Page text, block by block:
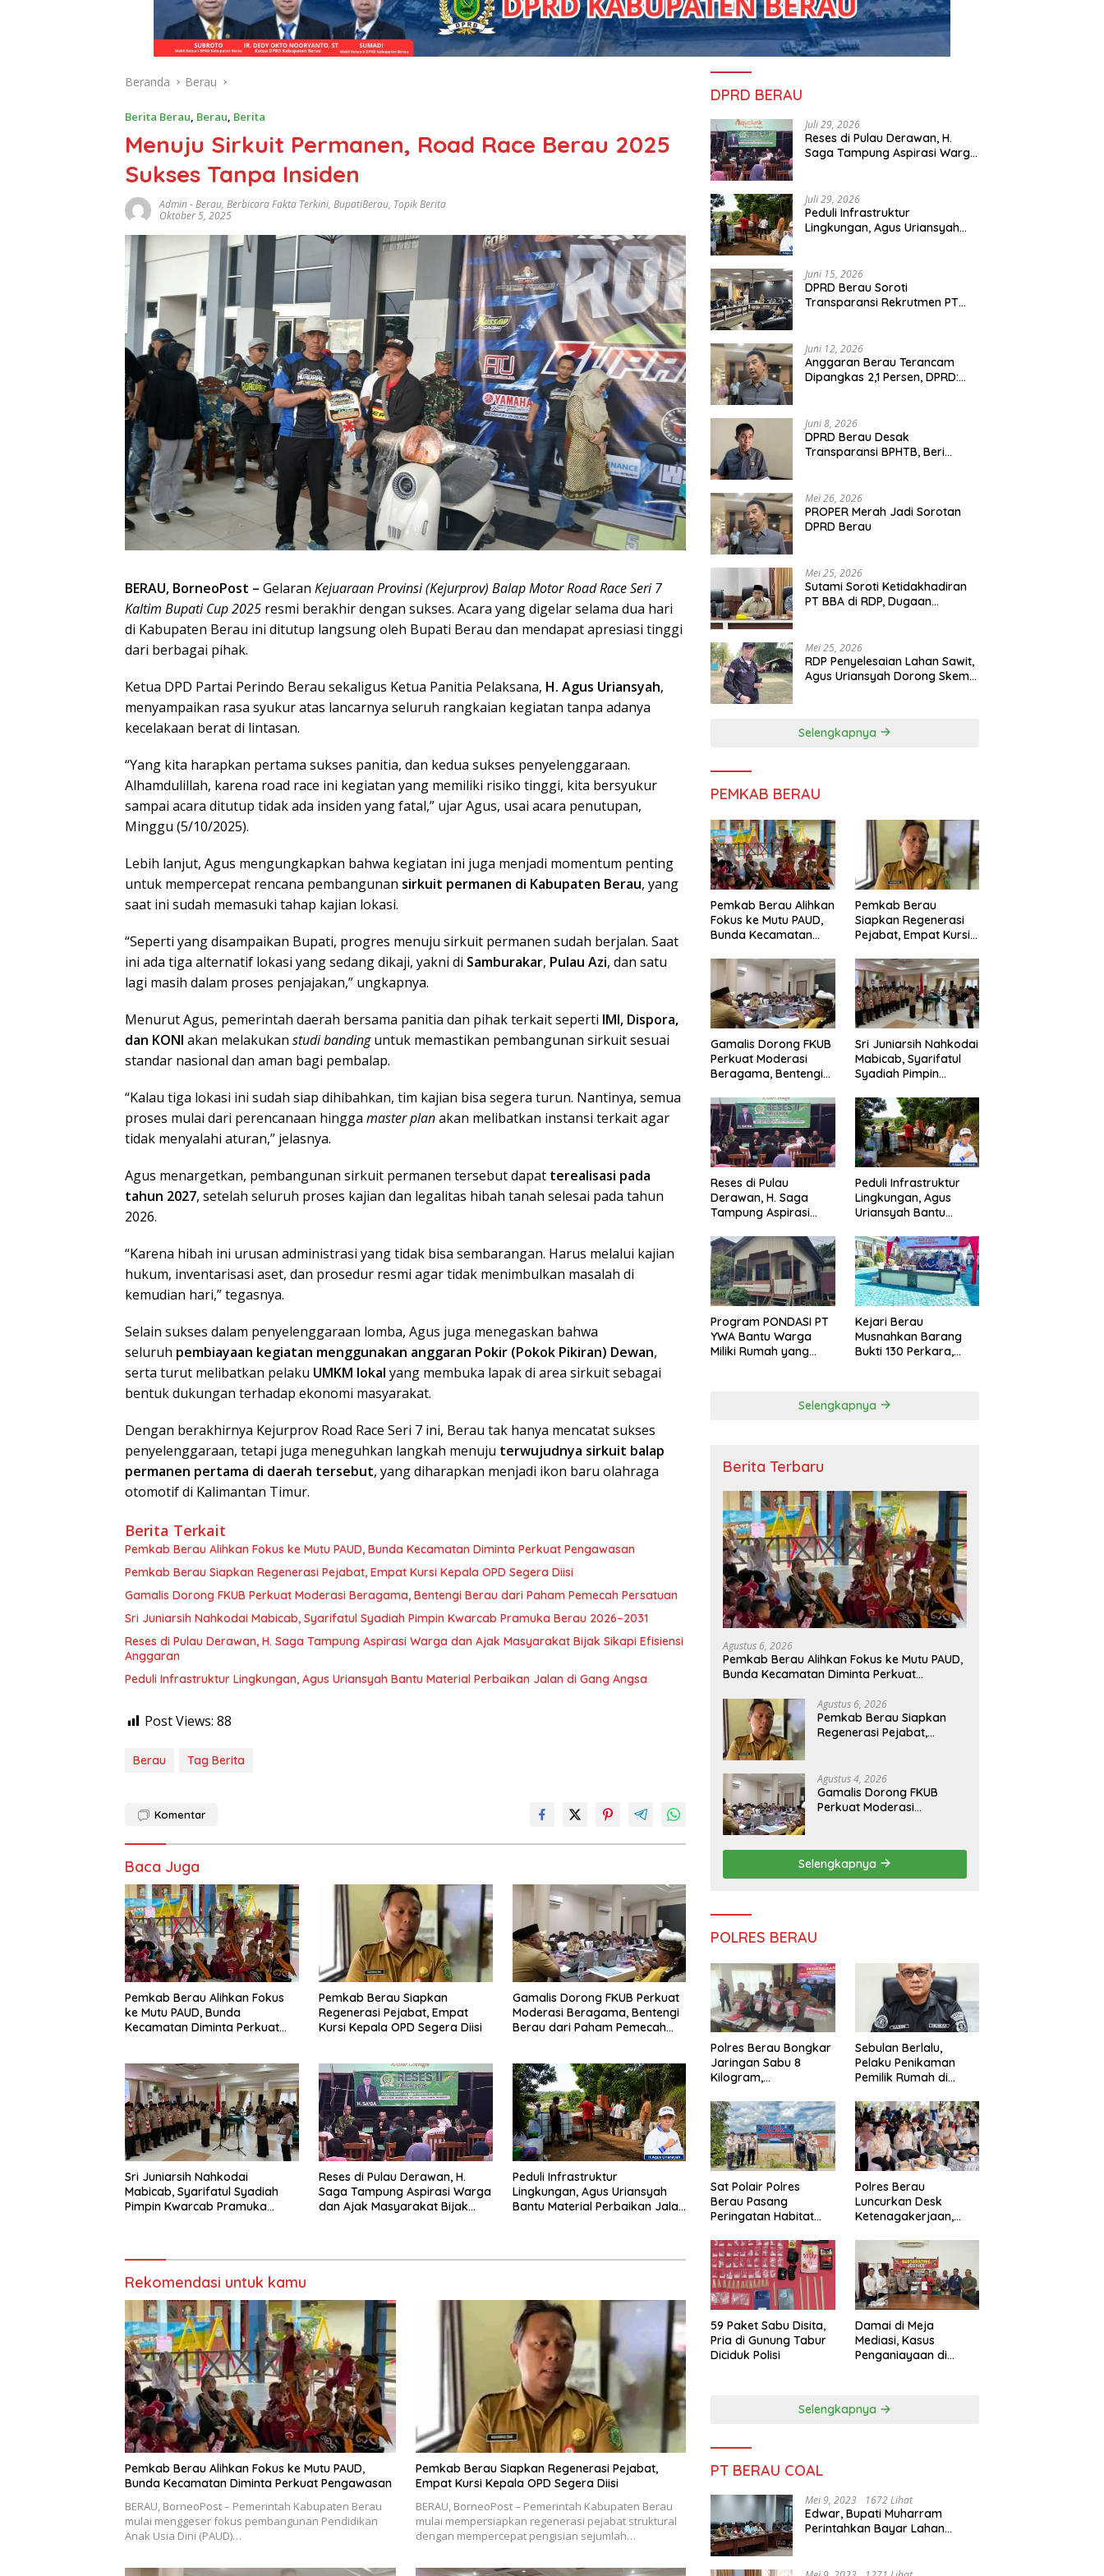
Beranda Berau
Berita Berau, Berau, Berita
Menuju Sirkuit Permanen, Road Race Berau 2025
Sukses Tanpa Insiden
Admin-Berau, Berbicara Fakta Terkini, BupatiBerau, Topik Berita
Oktober 5, 2025
BERAU, BorneoPost – Gelaran Kejuaraan Provinsi (Kejurprov) Balap Motor Road Race Seri 7
Kaltim Bupati Cup 2025 resmi berakhir dengan sukses. Acara yang digelar selama dua hari
di Kabupaten Berau ini ditutup langsung oleh Bupati Berau dan mendapat apresiasi tinggi
dari berbagai pihak.
Ketua DPD Partai Perindo Berau sekaligus Ketua Panitia Pelaksana, H. Agus Uriansyah,
menyampaikan rasa syukur atas lancarnya seluruh rangkaian kegiatan tanpa adanya
kecelakaan berat di lintasan.
“Yang kita harapkan pertama sukses panitia, dan kedua sukses penyelenggaraan.
Alhamdulillah, karena road race ini kegiatan yang memiliki risiko tinggi, kita bersyukur
sampai acara ditutup tidak ada insiden yang fatal,” ujar Agus, usai acara penutupan,
Minggu (5/10/2025).
Lebih lanjut, Agus mengungkapkan bahwa kegiatan ini juga menjadi momentum penting
untuk mempercepat rencana pembangunan sirkuit permanen di Kabupaten Berau, yang
saat ini sudah memasuki tahap kajian lokasi.
“Seperti yang disampaikan Bupati, progres menuju sirkuit permanen sudah berjalan. Saat
ini ada tiga alternatif lokasi yang sedang dikaji, yakni di Samburakar, Pulau Azi, dan satu
lagi masih dalam proses penjajakan,” ungkapnya.
Menurut Agus, pemerintah daerah bersama panitia dan pihak terkait seperti IMI, Dispora,
dan KONI akan melakukan studi bandinguntuk memastikan pembangunan sirkuit sesuai
standar nasional dan aman bagi pembalap.
“Kalau tiga lokasi ini sudah siap dihibahkan, tim kajian bisa segera turun. Nantinya, semua
proses mulai dari perencanaan hingga master planakan melibatkan instansi terkait agar
tidak menyalahi aturan,” jelasnya.
Agus menargetkan, pembangunan sirkuit permanen tersebut dapat terealisasi pada
tahun 2027, setelah seluruh proses kajian dan legalitas hibah tanah selesai pada tahun
2026.
“Karena hibah ini urusan administrasi yang tidak bisa sembarangan. Harus melalui kajian
hukum, inventarisasi aset, dan prosedur resmi agar tidak menimbulkan masalah di
kemudian hari,” tegasnya.
Selain sukses dalam penyelenggaraan lomba, Agus juga menegaskan bahwa
seluruh pembiayaan kegiatan menggunakan anggaran Pokir (Pokok Pikiran) Dewan,
serta turut melibatkan pelaku UMKM lokal yang membuka lapak di area sirkuit sebagai
bentuk dukungan terhadap ekonomi masyarakat.
Dengan berakhirnya Kejurprov Road Race Seri 7 ini, Berau tak hanya mencatat sukses
penyelenggaraan, tetapi juga meneguhkan langkah menuju terwujudnya sirkuit balap
permanen pertama di daerah tersebut, yang diharapkan menjadi ikon baru olahraga
otomotif di Kalimantan Timur.
Berita Terkait
Pemkab Berau Alihkan Fokus ke Mutu PAUD, Bunda Kecamatan Diminta Perkuat Pengawasan
Pemkab Berau Siapkan Regenerasi Pejabat, Empat Kursi Kepala OPD Segera Diisi
Gamalis Dorong FKUB Perkuat Moderasi Beragama, Bentengi Berau dari Paham Pemecah Persatuan
Sri Juniarsih Nahkodai Mabicab, Syarifatul Syadiah Pimpin Kwarcab Pramuka Berau 2026–2031
Reses di Pulau Derawan, H. Saga Tampung Aspirasi Warga dan Ajak Masyarakat Bijak Sikapi Efisiensi
Anggaran
Peduli Infrastruktur Lingkungan, Agus Uriansyah Bantu Material Perbaikan Jalan di Gang Angsa
Post Views: 88
Berau Tag Berita
Komentar
Baca Juga
Pemkab Berau Alihkan Fokus
ke Mutu PAUD, Bunda
Kecamatan Diminta Perkuat
Pemkab Berau Siapkan
Regenerasi Pejabat, Empat
Kursi Kepala OPD Segera Diisi
Gamalis Dorong FKUB Perkuat
Moderasi Beragama, Bentengi
Berau dari Paham Pemecah
Sri Juniarsih Nahkodai
Mabicab, Syarifatul Syadiah
Pimpin Kwarcab Pramuka
Reses di Pulau Derawan, H.
Saga Tampung Aspirasi Warga
dan Ajak Masyarakat Bijak
Peduli Infrastruktur
Lingkungan, Agus Uriansyah
Bantu Material Perbaikan Jalan
Rekomendasi untuk kamu
Pemkab Berau Alihkan Fokus ke Mutu PAUD,
Bunda Kecamatan Diminta Perkuat Pengawasan
BERAU, BorneoPost – Pemerintah Kabupaten Berau
mulai menggeser fokus pembangunan Pendidikan
Anak Usia Dini (PAUD)…
Pemkab Berau Siapkan Regenerasi Pejabat,
Empat Kursi Kepala OPD Segera Diisi
BERAU, BorneoPost – Pemerintah Kabupaten Berau
mulai mempersiapkan regenerasi pejabat struktural
dengan mempercepat pengisian sejumlah…
DPRD BERAU
Juli 29, 2026
Reses di Pulau Derawan, H.
Saga Tampung Aspirasi Warga
Juli 29, 2026
Peduli Infrastruktur
Lingkungan, Agus Uriansyah
Juni 15, 2026
DPRD Berau Soroti
Transparansi Rekrutmen PT
Juni 12, 2026
Anggaran Berau Terancam
Dipangkas 2,1 Persen, DPRD:
Juni 8, 2026
DPRD Berau Desak
Transparansi BPHTB, Beri
Mei 26, 2026
PROPER Merah Jadi Sorotan
DPRD Berau
Mei 25, 2026
Sutami Soroti Ketidakhadiran
PT BBA di RDP, Dugaan
Mei 25, 2026
RDP Penyelesaian Lahan Sawit,
Agus Uriansyah Dorong Skema
Selengkapnya
PEMKAB BERAU
Pemkab Berau Alihkan
Fokus ke Mutu PAUD,
Bunda Kecamatan
Pengawasan
Pemkab Berau
Siapkan Regenerasi
Pejabat, Empat Kursi
Diisi
Gamalis Dorong FKUB
Perkuat Moderasi
Beragama, Bentengi
Pemecah Persatuan
Sri Juniarsih Nahkodai
Mabicab, Syarifatul
Syadiah Pimpin
Berau 2026–2031
Reses di Pulau
Derawan, H. Saga
Tampung Aspirasi
Masyarakat Bijak
Sikapi Efisiensi
Anggaran
Peduli Infrastruktur
Lingkungan, Agus
Uriansyah Bantu
Jalan di Gang Angsa
Program PONDASI PT
YWA Bantu Warga
Miliki Rumah yang
Kejari Berau
Musnahkan Barang
Bukti 130 Perkara,
Selengkapnya
Berita Terbaru
Agustus 6, 2026
Pemkab Berau Alihkan Fokus ke Mutu PAUD,
Bunda Kecamatan Diminta Perkuat
Agustus 6, 2026
Pemkab Berau Siapkan
Regenerasi Pejabat,
Agustus 4, 2026
Gamalis Dorong FKUB
Perkuat Moderasi
Persatuan
Selengkapnya
POLRES BERAU
Polres Berau Bongkar
Jaringan Sabu 8
Kilogram,
dari Dalam Lapas
Tarakan
Sebulan Berlalu,
Pelaku Penikaman
Pemilik Rumah di
Diburu Polisi
Sat Polair Polres
Berau Pasang
Peringatan Habitat
Polres Berau
Luncurkan Desk
Ketenagakerjaan,
Didorong Tuntas
Lewat Mediasi
59 Paket Sabu Disita,
Pria di Gunung Tabur
Diciduk Polisi
Damai di Meja
Mediasi, Kasus
Penganiayaan di
Selengkapnya
PT BERAU COAL
Mei 9, 2023 1672 Lihat
Edwar, Bupati Muharram
Perintahkan Bayar Lahan